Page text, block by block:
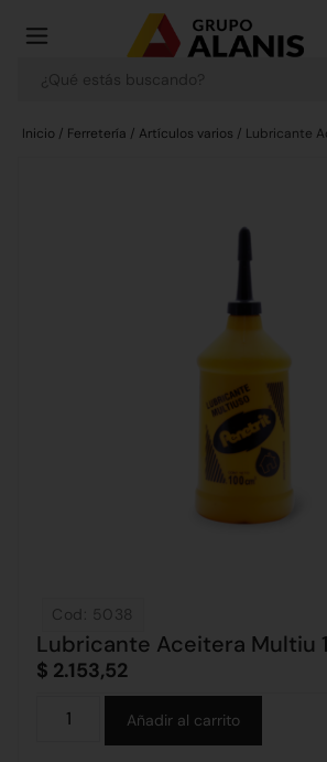
Inicio / Ferretería / Artículos varios / Lubricante
Cod: 5038
Lubricante Aceitera Multiu
$ 2.153,52
Añadir al carrito